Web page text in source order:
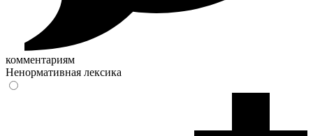
комментариям
Ненормативная лексика